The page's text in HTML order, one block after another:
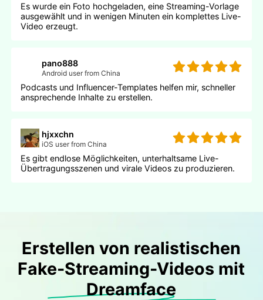
Es wurde ein Foto hochgeladen, eine Streaming-Vorlage
ausgewählt und in wenigen Minuten ein komplettes Live-
Video erzeugt.
pano888
Android user from China
Podcasts und Influencer-Templates helfen mir, schneller
ansprechende Inhalte zu erstellen.
hjxxchn
iOS user from China
Es gibt endlose Möglichkeiten, unterhaltsame Live-
Übertragungsszenen und virale Videos zu produzieren.
Erstellen von realistischen
Fake-Streaming-Videos mit
Dreamface